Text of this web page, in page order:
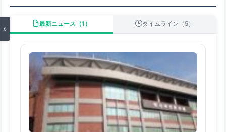
»
最新ニュース（1） タイムライン（5）